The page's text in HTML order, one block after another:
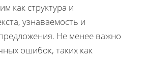
как структура и
узнаваемость и
Не менее важно
ошибок, таких как